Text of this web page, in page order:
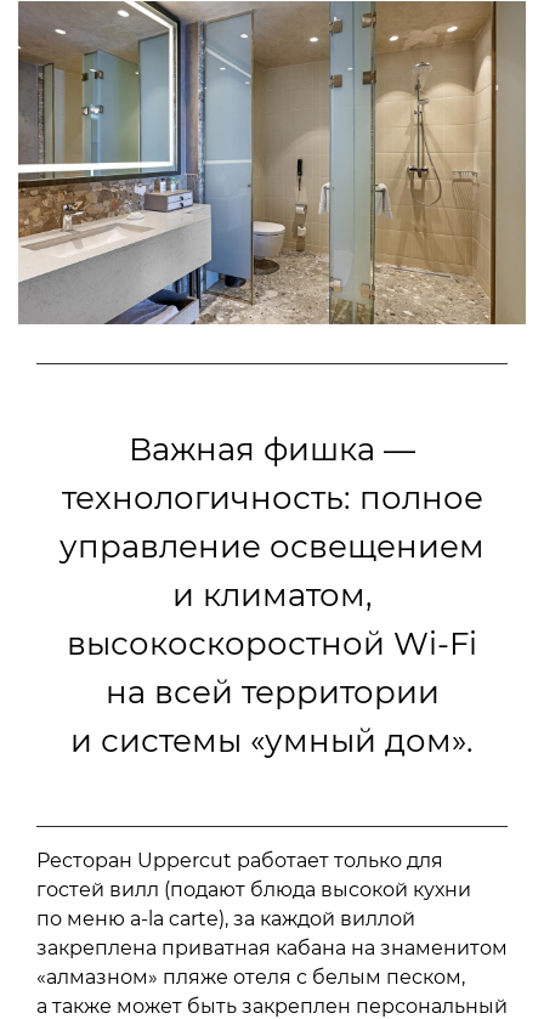
Важная фишка —
технологичность: полное
управление освещением
и климатом,
высокоскоростной Wi-Fi
на всей территории
и системы «умный дом».
Ресторан Uppercut работает только для
гостей вилл (подают блюда высокой кухни
по меню a-la carte), за каждой виллой
закреплена приватная кабана на знаменитом
«алмазном» пляже отеля с белым песком,
а также может быть закреплен персональный